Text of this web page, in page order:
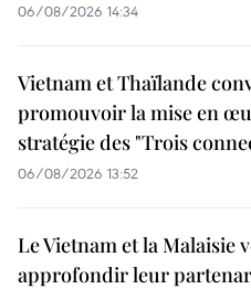
06/08/2026 14:34
Vietnam et Thaïlande
promouvoir la mise en
stratégie des "Trois
06/08/2026 13:52
Le Vietnam et la Malaisie
approfondir leur